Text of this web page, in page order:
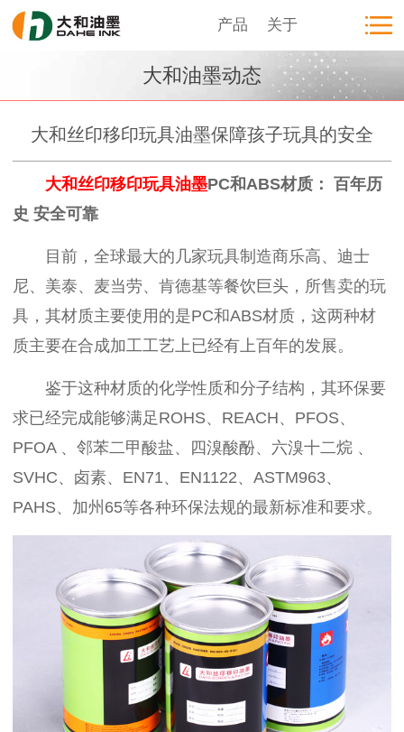
产品 关于
大和油墨动态
大和丝印移印玩具油墨保障孩子玩具的安全
大和丝印移印玩具油墨PC和ABS材质： 百年历
史 安全可靠
目前，全球最大的几家玩具制造商乐高、迪士
尼、美泰、麦当劳、肯德基等餐饮巨头，所售卖的玩
具，其材质主要使用的是PC和ABS材质，这两种材
质主要在合成加工工艺上已经有上百年的发展。
鉴于这种材质的化学性质和分子结构，其环保要
求已经完成能够满足ROHS、REACH、PFOS、
PFOA 、邻苯二甲酸盐、四溴酸酚、六溴十二烷 、
SVHC、卤素、EN71、EN1122、ASTM963、
PAHS、加州65等各种环保法规的最新标准和要求。